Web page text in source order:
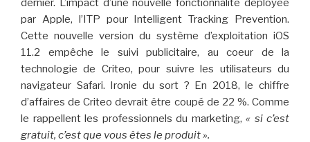
dernier. L’impact d’une nouvelle fonctionnalité déployée
par Apple, l’ITP pour Intelligent Tracking Prevention.
Cette nouvelle version du système d’exploitation iOS
11.2 empêche le suivi publicitaire, au coeur de la
technologie de Criteo, pour suivre les utilisateurs du
navigateur Safari. Ironie du sort ? En 2018, le chiffre
d’affaires de Criteo devrait être coupé de 22 %. Comme
le rappellent les professionnels du marketing, « si c’est
gratuit, c’est que vous êtes le produit ».